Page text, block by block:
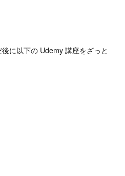
に以下の Udemy 講座をざっと